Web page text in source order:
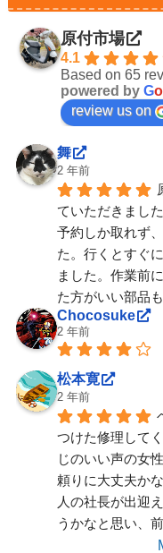
原付市場
4.1
Based on 65
powered by Go
review us on
舞
2 年前
ていただきまし
予約しか取れず
た。行くとすぐ
ました。作業前
た方がいい部品も
Chocosuke
2 年前
松本寛
2 年前
つけた修理して
じのいい声の女
頼りに大丈夫か
人の社長が出迎
うかなと思い、前